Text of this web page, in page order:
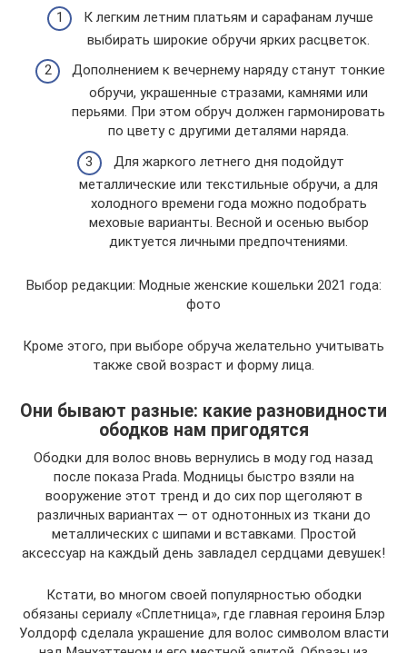
К легким летним платьям и сарафанам лучше
выбирать широкие обручи ярких расцветок.
Дополнением к вечернему наряду станут тонкие
обручи, украшенные стразами, камнями или
перьями. При этом обруч должен гармонировать
по цвету с другими деталями наряда.
Для жаркого летнего дня подойдут
металлические или текстильные обручи, а для
холодного времени года можно подобрать
меховые варианты. Весной и осенью выбор
диктуется личными предпочтениями.
Выбор редакции: Модные женские кошельки 2021 года:
фото
Кроме этого, при выборе обруча желательно учитывать
также свой возраст и форму лица.
Они бывают разные: какие разновидности
ободков нам пригодятся
Ободки для волос вновь вернулись в моду год назад
после показа Prada. Модницы быстро взяли на
вооружение этот тренд и до сих пор щеголяют в
различных вариантах — от однотонных из ткани до
металлических с шипами и вставками. Простой
аксессуар на каждый день завладел сердцами девушек!
Кстати, во многом своей популярностью ободки
обязаны сериалу «Сплетница», где главная героиня Блэр
Уолдорф сделала украшение для волос символом власти